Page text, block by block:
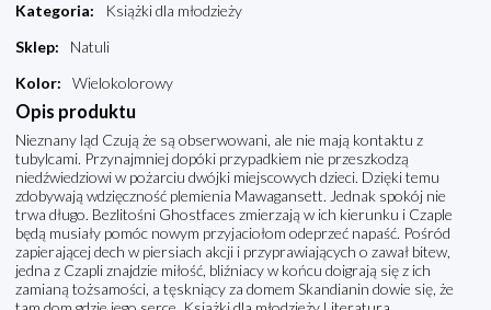
Kategoria:
Książki dla młodzieży
Sklep:
Natuli
Kolor: Wielokolorowy
Opis produktu
Nieznany ląd Czują że są obserwowani, ale nie mają kontaktu z
tubylcami. Przynajmniej dopóki przypadkiem nie przeszkodzą
niedźwiedziowi w pożarciu dwójki miejscowych dzieci. Dzięki temu
zdobywają wdzięczność plemienia Mawagansett. Jednak spokój nie
trwa długo. Bezlitośni Ghostfaces zmierzają w ich kierunku i Czaple
będą musiały pomóc nowym przyjaciołom odeprzeć napaść. Pośród
zapierającej dech w piersiach akcji i przyprawiających o zawał bitew,
jedna z Czapli znajdzie miłość, bliźniacy w końcu doigrają się z ich
zamianą tożsamości, a tęskniący za domem Skandianin dowie się, że